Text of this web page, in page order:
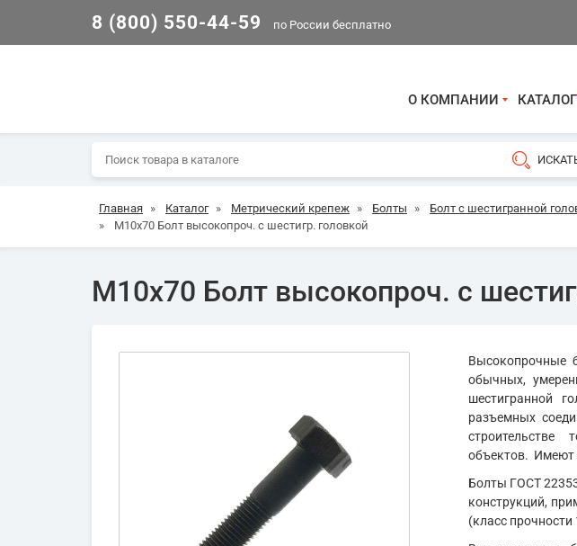
8 (800) 550-44-59 по России бесплатно
О КОМПАНИИ КАТАЛОГ
Главная » Каталог » Метрический крепеж » Болты »
Болт с шестигранной
»
М10х70 Болт высокопроч. с шестигр. головкой
М10х70 Болт высокопроч. с
Высокопрочные
обычных,
шестигранной
разъемных
строительстве
объектов. Имеют
Болты ГОСТ
конструкций,
(класс